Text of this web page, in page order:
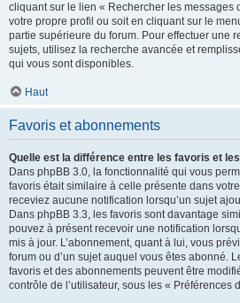
cliquant sur le lien « Rechercher les messages
votre propre profil ou soit en cliquant sur le
partie supérieure du forum. Pour effectuer une
sujets, utilisez la recherche avancée et
qui vous sont disponibles.
Haut
Favoris et abonnements
Quelle est la différence entre les favoris et
Dans phpBB 3.0, la fonctionnalité qui vous
favoris était similaire à celle présente dans
receviez aucune notification lorsqu’un sujet
Dans phpBB 3.3, les favoris sont davantage
pouvez à présent recevoir une notification
mis à jour. L’abonnement, quant à lui, vous
forum ou d’un sujet auquel vous êtes abonné.
favoris et des abonnements peuvent être
contrôle de l’utilisateur, sous les « Préférences